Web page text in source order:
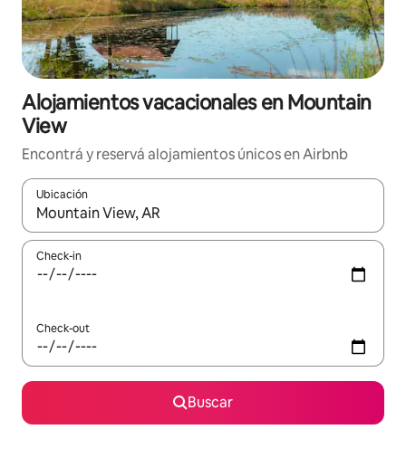
Alojamientos vacacionales en Mountain
View
Encontrá y reservá alojamientos únicos en Airbnb
Ubicación
Cuando los resultados estén disponibles, navegá con las
Check-in
Check-out
Buscar